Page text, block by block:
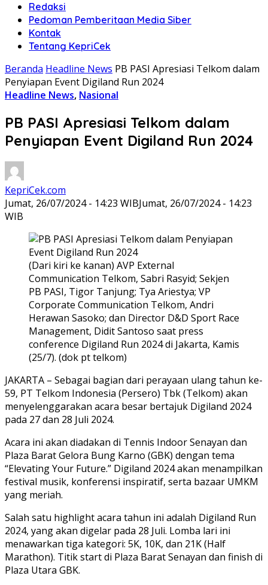
Redaksi
Pedoman Pemberitaan Media Siber
Kontak
Tentang KepriCek
Beranda Headline News PB PASI Apresiasi Telkom dalam
Penyiapan Event Digiland Run 2024
Headline News, Nasional
PB PASI Apresiasi Telkom dalam
Penyiapan Event Digiland Run 2024
KepriCek.com
Jumat, 26/07/2024 - 14:23 WIBJumat, 26/07/2024 - 14:23
WIB
(Dari kiri ke kanan) AVP External
Communication Telkom, Sabri Rasyid; Sekjen
PB PASI, Tigor Tanjung; Tya Ariestya; VP
Corporate Communication Telkom, Andri
Herawan Sasoko; dan Director D&D Sport Race
Management, Didit Santoso saat press
conference Digiland Run 2024 di Jakarta, Kamis
(25/7). (dok pt telkom)
JAKARTA – Sebagai bagian dari perayaan ulang tahun ke-
59, PT Telkom Indonesia (Persero) Tbk (Telkom) akan
menyelenggarakan acara besar bertajuk Digiland 2024
pada 27 dan 28 Juli 2024.
Acara ini akan diadakan di Tennis Indoor Senayan dan
Plaza Barat Gelora Bung Karno (GBK) dengan tema
“Elevating Your Future.” Digiland 2024 akan menampilkan
festival musik, konferensi inspiratif, serta bazaar UMKM
yang meriah.
Salah satu highlight acara tahun ini adalah Digiland Run
2024, yang akan digelar pada 28 Juli. Lomba lari ini
menawarkan tiga kategori: 5K, 10K, dan 21K (Half
Marathon). Titik start di Plaza Barat Senayan dan finish di
Plaza Utara GBK.